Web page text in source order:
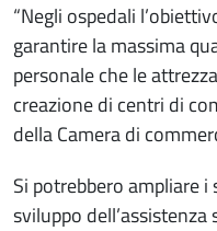
“Negli ospedali
garantire la massima
personale che le
creazione di centri di
della Camera di
Si potrebbero ampliare
sviluppo